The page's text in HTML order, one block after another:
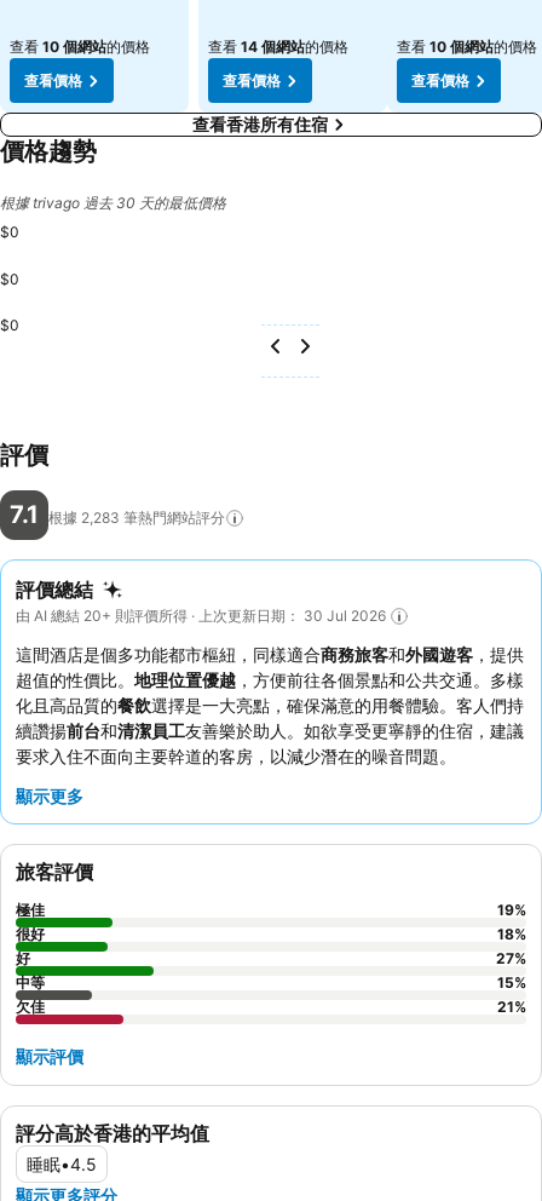
查看 10 個網站的價格
查看價格
查看 14 個網站的價格
查看價格
查看 10 個網站的價格
查看價格
查看香港所有住宿
價格趨勢
根據 trivago 過去 30 天的最低價格
$0
$0
$0
評價
7.1 根據 2,283 筆熱門網站評分
評價總結
由 AI 總結 20+ 則評價所得 · 上次更新日期： 30 Jul 2026
這間酒店是個多功能都市樞紐，同樣適合商務旅客和外國遊客 ，提供
超值的性價比。 地理位置優越 ，方便前往各個景點和公共交通。多樣
化且高品質的餐飲選擇是一大亮點，確保滿意的用餐體驗。客人們持
續讚揚前台和清潔員工友善樂於助人。如欲享受更寧靜的住宿，建議
要求入住不面向主要幹道的客房，以減少潛在的噪音問題。
顯示更多
評分高於香港的平均值
睡眠•4.5
顯示更多評分
旅客評價
極佳 19%
很好
18%
好
27%
中等
15%
欠佳
21%
顯示評價